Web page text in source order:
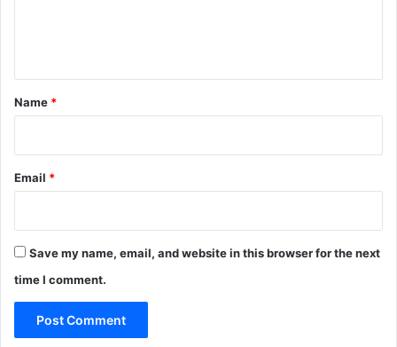
*
Name *
Email *
Save my name, email, and website in this browser for the next
time I comment.